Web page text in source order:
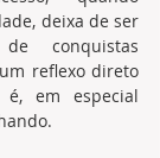
deixa de ser
conquistas
reflexo direto
em especial